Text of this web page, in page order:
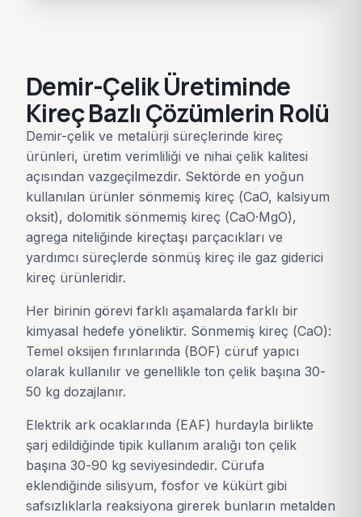
Demir-Çelik Üretiminde
Kireç Bazlı Çözümlerin Rolü
Demir-çelik ve metalürji süreçlerinde kireç
ürünleri, üretim verimliliği ve nihai çelik kalitesi
açısından vazgeçilmezdir. Sektörde en yoğun
kullanılan ürünler sönmemiş kireç (CaO, kalsiyum
oksit), dolomitik sönmemiş kireç (CaO·MgO),
agrega niteliğinde kireçtaşı parçacıkları ve
yardımcı süreçlerde sönmüş kireç ile gaz giderici
kireç ürünleridir.
Her birinin görevi farklı aşamalarda farklı bir
kimyasal hedefe yöneliktir. Sönmemiş kireç (CaO):
Temel oksijen fırınlarında (BOF) cüruf yapıcı
olarak kullanılır ve genellikle ton çelik başına 30-
50 kg dozajlanır.
Elektrik ark ocaklarında (EAF) hurdayla birlikte
şarj edildiğinde tipik kullanım aralığı ton çelik
başına 30-90 kg seviyesindedir. Cürufa
eklendiğinde silisyum, fosfor ve kükürt gibi
safsızlıklarla reaksiyona girerek bunların metalden